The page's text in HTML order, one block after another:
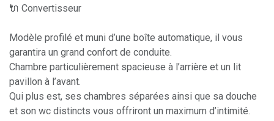
🔌 Convertisseur
Modèle profilé et muni d’une boîte automatique, il vous
garantira un grand confort de conduite.
Chambre particulièrement spacieuse à l’arrière et un lit
pavillon à l’avant.
Qui plus est, ses chambres séparées ainsi que sa douche
et son wc distincts vous offriront un maximum d’intimité.